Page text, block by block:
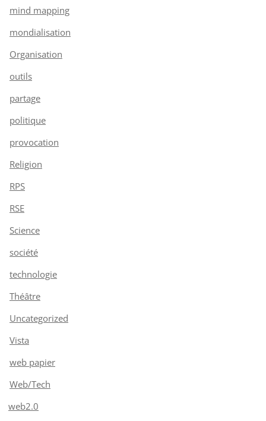
mind mapping
mondialisation
Organisation
outils
partage
politique
provocation
Religion
RPS
RSE
Science
société
technologie
Théâtre
Uncategorized
Vista
web papier
Web/Tech
web2.0